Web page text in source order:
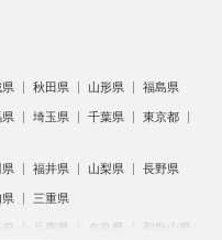
秋田県 山形県 福島県
埼玉県 千葉県
東京都
福井県 山梨県 長野県
三重県
府 兵庫県 奈良県 和歌山県